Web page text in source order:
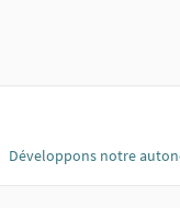
Développons notre